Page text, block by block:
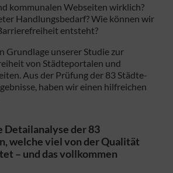
kommunalen Webseiten wirklich?
Handlungsbedarf? Wie können wir
entsteht?
Grundlage unserer Studie zur
von Städteportalen und
Aus der Prüfung der 83 Städte-
haben wir einen hilfreichen
Detailanalyse der 83
welche viel von der Qualität
– und das vollkommen